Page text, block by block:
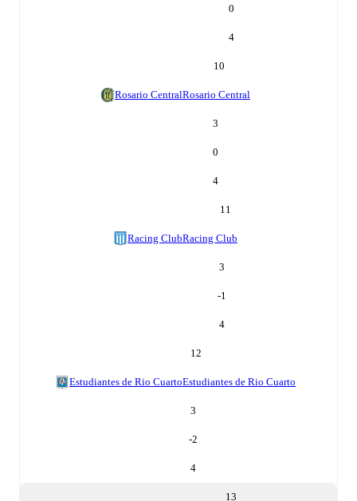
0
4
10
Rosario CentralRosario Central
3
0
4
11
Racing ClubRacing Club
3
-1
4
12
Estudiantes de Rio CuartoEstudiantes de Rio Cuarto
3
-2
4
13